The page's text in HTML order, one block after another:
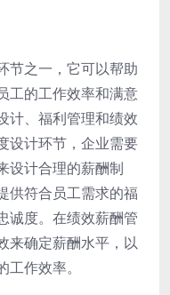
节之一，它可以帮助
工的工作效率和满意
计、福利管理和绩效
设计环节，企业需要
设计合理的薪酬制
供符合员工需求的福
诚度。在绩效薪酬管
来确定薪酬水平，以
作效率。